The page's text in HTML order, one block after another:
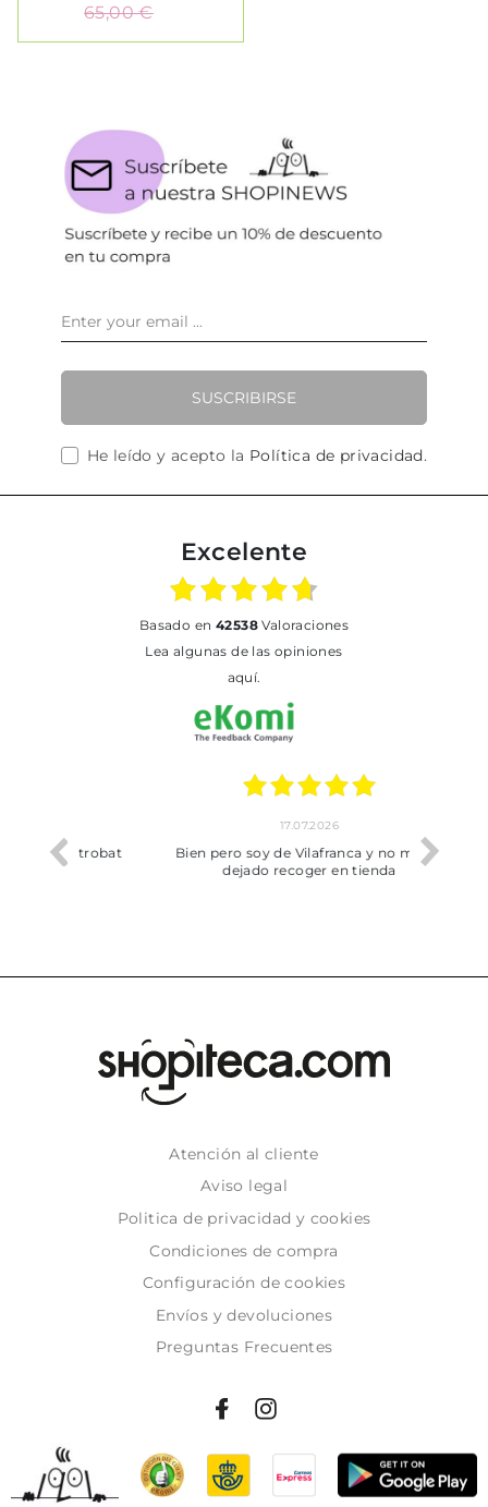
65,00 €
SUSCRIBIRSE
He leído y acepto la Política de privacidad.
Excelente
basado en 42538Valoraciones
Lea algunas de las opiniones
aquí.
trobat
Bien pero soy de Vilafranca y no me ha
dejado recoger en tienda
Atención al cliente
Aviso legal
Politica de privacidad y cookies
Condiciones de compra
Configuración de cookies
Envíos y devoluciones
Preguntas Frecuentes